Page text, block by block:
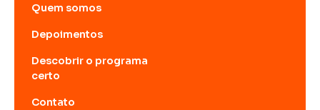
Quem somos
Depoimentos
Descobrir o programa
certo
Contato